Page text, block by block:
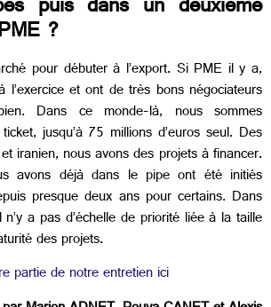
puis dans un deuxième
?
pour débuter à l’export. Si PME il y a,
l’exercice et ont de très bons négociateurs
Dans ce monde-là, nous sommes
jusqu’à 75 millions d’euros seul. Des
iranien, nous avons des projets à financer.
avons déjà dans le pipe ont été initiés
presque deux ans pour certains. Dans
a pas d’échelle de priorité liée à la taille
des projets.
partie de notre entretien ici